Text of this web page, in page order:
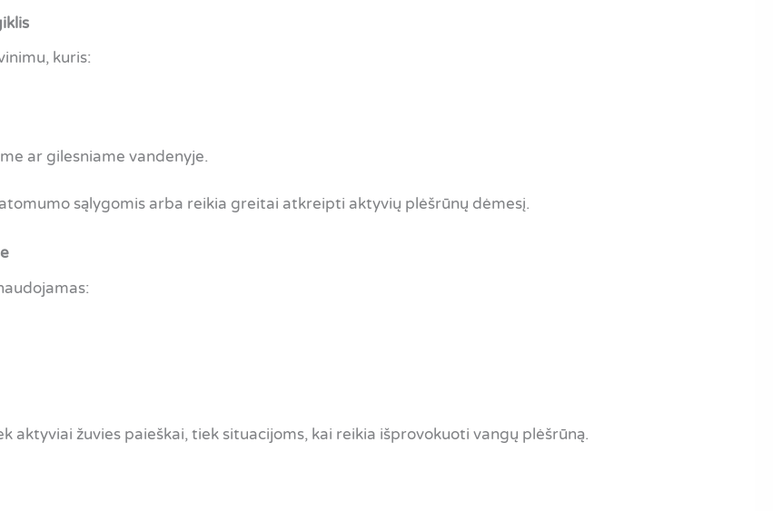
kuris:
ar gilesniame vandenyje.
sąlygomis arba reikia greitai atkreipti aktyvių plėšrūnų dėmesį.
aktyviai žuvies paieškai, tiek situacijoms, kai reikia išprovokuoti vangų plėšrūną.